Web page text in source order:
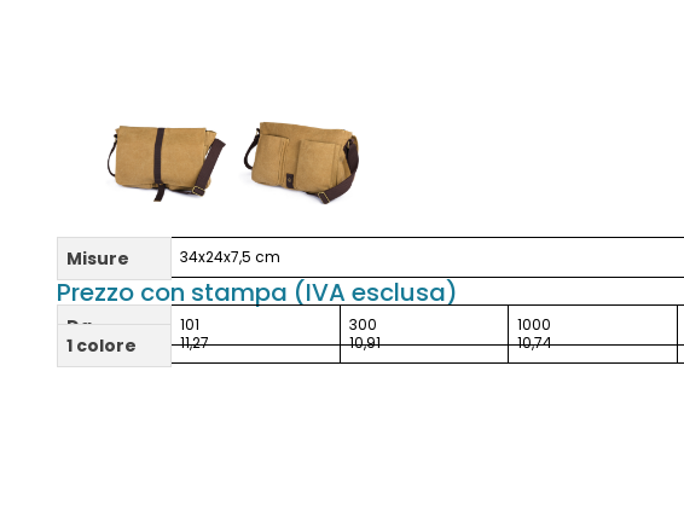
Misure 34x24x7,5 cm
Prezzo con stampa (IVA esclusa)
Da 101 300 1000
1 colore 11,27 10,91 10,74